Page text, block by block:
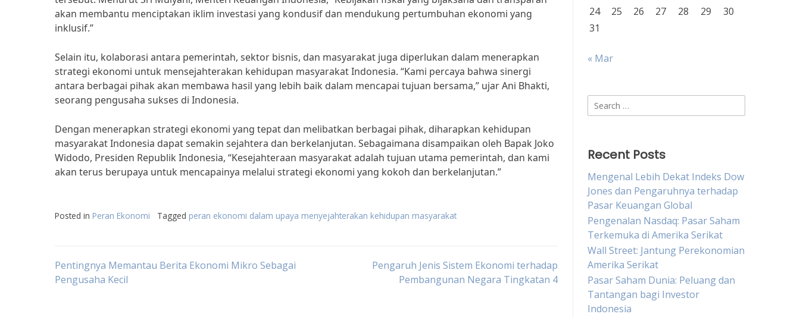
akan membantu menciptakan iklim investasi yang kondusif dan mendukung pertumbuhan ekonomi yang
inklusif.”
Selain itu, kolaborasi antara pemerintah, sektor bisnis, dan masyarakat juga diperlukan dalam menerapkan
strategi ekonomi untuk mensejahterakan kehidupan masyarakat Indonesia. “Kami percaya bahwa sinergi
antara berbagai pihak akan membawa hasil yang lebih baik dalam mencapai tujuan bersama,” ujar Ani Bhakti,
seorang pengusaha sukses di Indonesia.
Dengan menerapkan strategi ekonomi yang tepat dan melibatkan berbagai pihak, diharapkan kehidupan
masyarakat Indonesia dapat semakin sejahtera dan berkelanjutan. Sebagaimana disampaikan oleh Bapak Joko
Widodo, Presiden Republik Indonesia, “Kesejahteraan masyarakat adalah tujuan utama pemerintah, dan kami
akan terus berupaya untuk mencapainya melalui strategi ekonomi yang kokoh dan berkelanjutan.”
Posted in Peran Ekonomi Tagged peran ekonomi dalam upaya menyejahterakan kehidupan masyarakat
Post
Pentingnya Memantau Berita Ekonomi Mikro Sebagai
Pengusaha Kecil
Pengaruh Jenis Sistem Ekonomi terhadap
Pembangunan Negara Tingkatan 4
24
25 26 27 28 29
30
31
« Mar
Search
for:
Recent Posts
Mengenal Lebih Dekat Indeks Dow
Jones dan Pengaruhnya terhadap
Pasar Keuangan Global
Pengenalan Nasdaq: Pasar Saham
Terkemuka di Amerika Serikat
Wall Street: Jantung Perekonomian
Amerika Serikat
Pasar Saham Dunia: Peluang dan
Tantangan bagi Investor
Indonesia